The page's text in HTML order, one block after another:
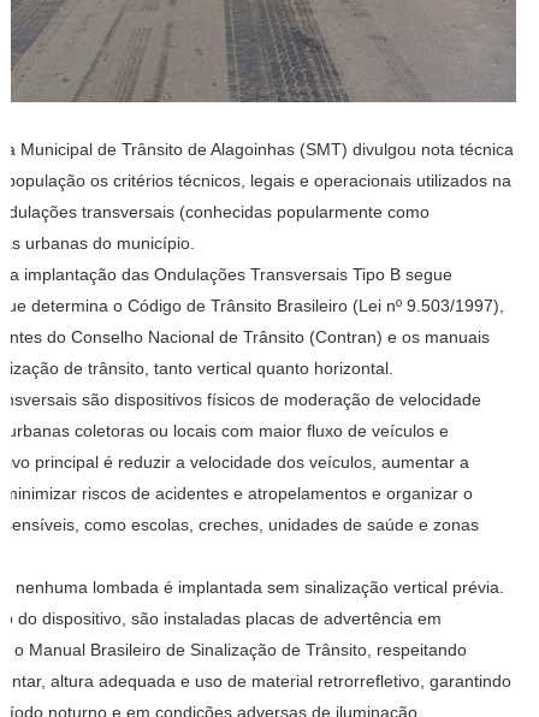
Municipal de Trânsito de Alagoinhas (SMT) divulgou nota técnica
os critérios técnicos, legais e operacionais utilizados na
transversais (conhecidas popularmente como
urbanas do município.
a implantação das Ondulações Transversais Tipo B segue
determina o Código de Trânsito Brasileiro (Lei nº 9.503/1997),
do Conselho Nacional de Trânsito (Contran) e os manuais
de trânsito, tanto vertical quanto horizontal.
são dispositivos físicos de moderação de velocidade
urbanas coletoras ou locais com maior fluxo de veículos e
principal é reduzir a velocidade dos veículos, aumentar a
riscos de acidentes e atropelamentos e organizar o
como escolas, creches, unidades de saúde e zonas
nenhuma lombada é implantada sem sinalização vertical prévia.
do dispositivo, são instaladas placas de advertência em
o Manual Brasileiro de Sinalização de Trânsito, respeitando
altura adequada e uso de material retrorrefletivo, garantindo
noturno e em condições adversas de iluminação.